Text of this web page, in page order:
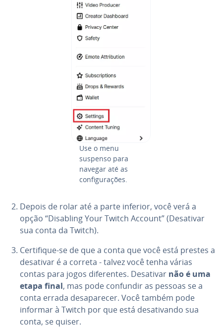
Use o menu
suspenso para
navegar até as
con­fi­gu­ra­ções.
Depois de rolar até a parte inferior, você verá a
opção “Disabling Your Twitch Account” (Desativar
sua conta da Twitch).
Cer­ti­fi­que-se de que a conta que você está prestes a
desativar é a correta - talvez você tenha várias
contas para jogos di­fe­ren­tes. Desativar não é uma
etapa final, mas pode confundir as pessoas se a
conta errada de­sa­pa­re­cer. Você também pode
informar à Twitch por que está de­sa­ti­vando sua
conta, se quiser.